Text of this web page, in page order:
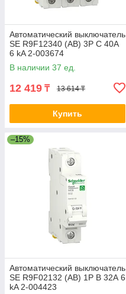
Автоматический выключатель
SE R9F12340 (АВ) 3P С 40А
6 kA 2-003674
В наличии 37 ед.
12 419 ₸ 13 614 ₸
Купить
–15%
Автоматический выключатель
SE R9F02132 (АВ) 1P B 32А 6
kA 2-004423